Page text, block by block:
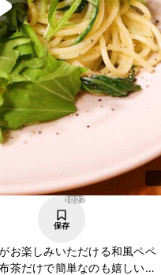
1027
保存
お楽しみいただける和風ペペ
茶だけで簡単なのも嬉しい一